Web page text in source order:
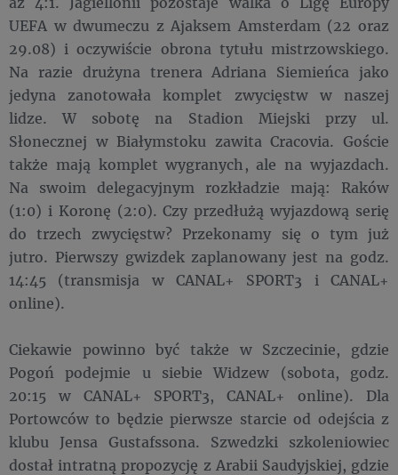
UEFA w dwumeczu z Ajaksem Amsterdam (22 oraz
29.08) i oczywiście obrona tytułu mistrzowskiego.
Na razie drużyna trenera Adriana Siemieńca jako
jedyna zanotowała komplet zwycięstw w naszej
lidze. W sobotę na Stadion Miejski przy ul.
Słonecznej w Białymstoku zawita Cracovia. Goście
także mają komplet wygranych, ale na wyjazdach.
Na swoim delegacyjnym rozkładzie mają: Raków
(1:0) i Koronę (2:0). Czy przedłużą wyjazdową serię
do trzech zwycięstw? Przekonamy się o tym już
jutro. Pierwszy gwizdek zaplanowany jest na godz.
14:45 (transmisja w CANAL+ SPORT3 i CANAL+
online).
Ciekawie powinno być także w Szczecinie, gdzie
Pogoń podejmie u siebie Widzew (sobota, godz.
20:15 w CANAL+ SPORT3, CANAL+ online). Dla
Portowców to będzie pierwsze starcie od odejścia z
klubu Jensa Gustafssona. Szwedzki szkoleniowiec
dostał intratną propozycję z Arabii Saudyjskiej, gdzie